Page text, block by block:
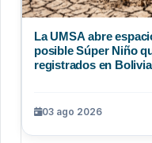
La UMSA abre
posible Súper Niño
registrados en Bolivia
03 ago 2026